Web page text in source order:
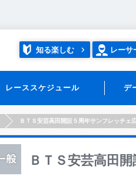
知る楽しむ レーサ
レーススケジュール デ
ＢＴＳ安芸高田開設５周年サンフレッチェ
ＢＴＳ安芸高田